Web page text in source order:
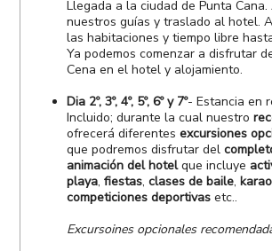
Llegada a la ciudad de Punta
nuestros guías y traslado al hotel.
las habitaciones y tiempo libre
Ya podemos comenzar a disfrutar
Cena en el hotel y alojamiento.
Dia 2º, 3º, 4º, 5º, 6º y 7º- Estancia en
Incluido; durante la cual nuestro
ofrecerá diferentes excursiones
que podremos disfrutar del
animación del hotelque incluye
playa, fiestas, clases de baile,
competiciones deportivasetc..
Excursoines opcionales